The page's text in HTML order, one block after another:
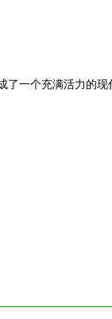
了一个充满活力的